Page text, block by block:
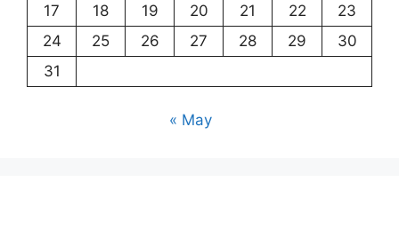
17
18 19 20 21 22
23
24
25 26 27 28 29
30
31
« May